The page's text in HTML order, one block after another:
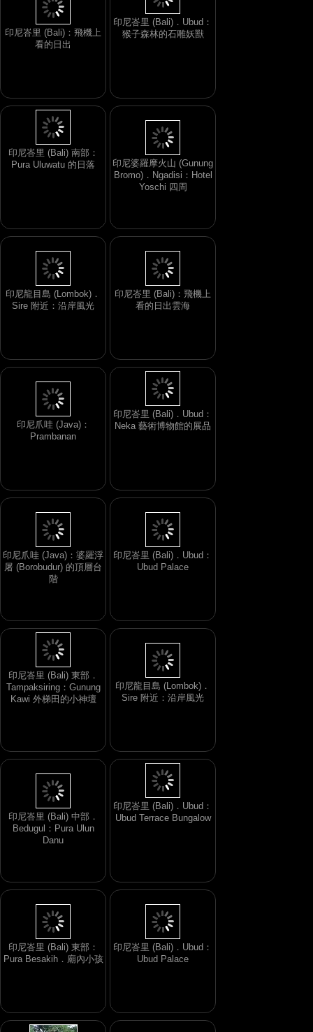
印尼峇里 (Bali)：飛機上
看的日出
印尼峇里 (Bali)．Ubud：
猴子森林的石雕妖獸
印尼峇里 (Bali) 南部：
Pura Uluwatu 的日落
印尼婆羅摩火山 (Gunung
Bromo)．Ngadisi：Hotel
Yoschi 四周
印尼龍目島 (Lombok)．
Sire 附近：沿岸風光
印尼峇里 (Bali)：飛機上
看的日出雲海
印尼爪哇 (Java)：
Prambanan
印尼峇里 (Bali)．Ubud：
Neka 藝術博物館的展品
印尼爪哇 (Java)：婆羅浮
屠 (Borobudur) 的頂層台
階
印尼峇里 (Bali)．Ubud：
Ubud Palace
印尼峇里 (Bali) 東部．
Tampaksiring：Gunung
Kawi 外梯田的小神壇
印尼龍目島 (Lombok)．
Sire 附近：沿岸風光
印尼峇里 (Bali) 中部．
Bedugul：Pura Ulun
Danu
印尼峇里 (Bali)．Ubud：
Ubud Terrace Bungalow
印尼峇里 (Bali) 東部：
Pura Besakih．廟內小孩
印尼峇里 (Bali)．Ubud：
Ubud Palace